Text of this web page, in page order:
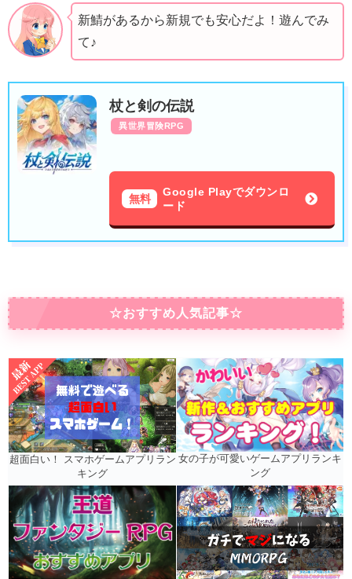
新鯖があるから新規でも安心だよ！遊んでみ
て♪
杖と剣の伝説
異世界冒険RPG
無料
Google Playでダウンロ
ード
☆おすすめ人気記事☆
超面白い！ スマホゲームアプリラン
キング
女の子が可愛いゲームアプリランキ
ング